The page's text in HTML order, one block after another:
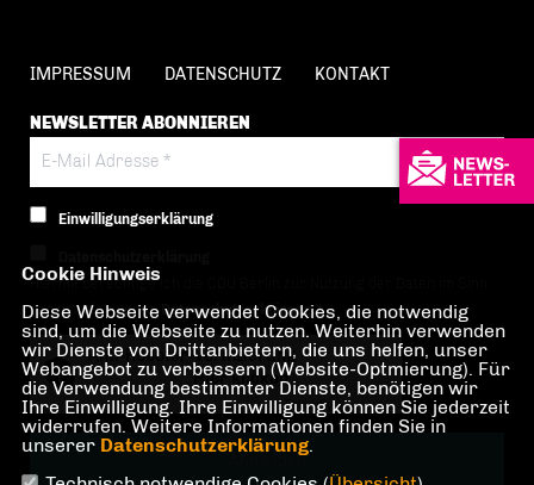
IMPRESSUM DATENSCHUTZ KONTAKT
NEWSLETTER ABONNIEREN
Einwilligungserklärung
Hiermit berechtige ich die CDU Berlin zur Nutzung der Daten im Sinn
der nachfolgenden Datenschutzerklärung.*
Anti-Roboter-Verifizierung
Hier klicken
Friendly Captcha ⇗
Cookie Hinweis
Diese Webseite verwendet Cookies, die notwendig
sind, um die Webseite zu nutzen. Weiterhin verwenden
wir Dienste von Drittanbietern, die uns helfen, unser
Webangebot zu verbessern (Website-Optmierung). Für
die Verwendung bestimmter Dienste, benötigen wir
Ihre Einwilligung. Ihre Einwilligung können Sie jederzeit
widerrufen. Weitere Informationen finden Sie in
unserer Datenschutzerklärung.